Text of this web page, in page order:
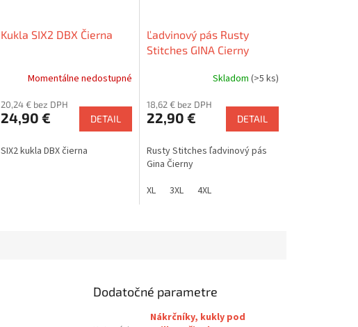
Kukla SIX2 DBX Čierna
Momentálne nedostupné
20,24 € bez DPH
24,90 € DETAIL
SIX2 kukla DBX čierna
Ľadvinový pás Rusty
Stitches GINA Cierny
Skladom (>5 ks)
18,62 € bez DPH
22,90 € DETAIL
Rusty Stitches ľadvinový pás
Gina Čierny
XL
3XL 4XL
Dodatočné parametre
Nákrčníky, kukly pod